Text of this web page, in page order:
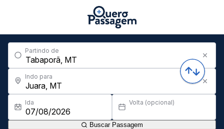
Partindo de
Indo para
Ida Volta (opcional)
Buscar Passagem